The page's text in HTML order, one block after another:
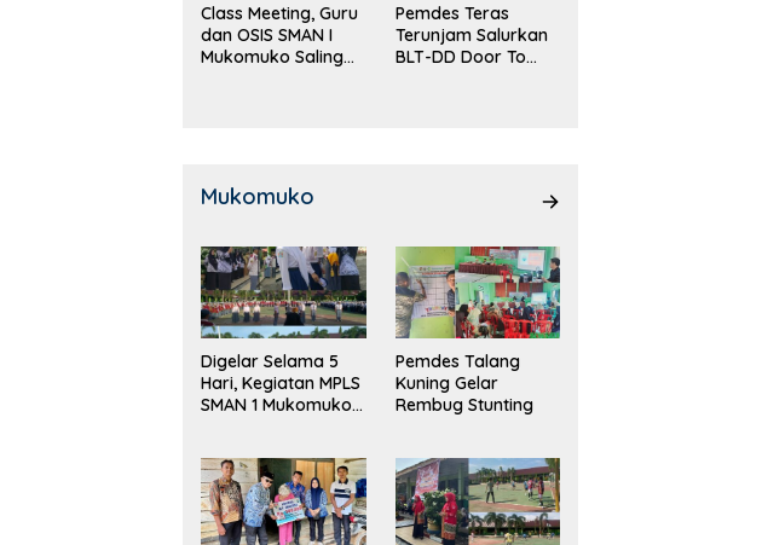
Class Meeting, Guru
dan OSIS SMAN I
Mukomuko Saling
Pemdes Teras
Terunjam Salurkan
BLT-DD Door To
Mukomuko
Digelar Selama 5
Hari, Kegiatan MPLS
SMAN 1 Mukomuko
Pemdes Talang
Kuning Gelar
Rembug Stunting